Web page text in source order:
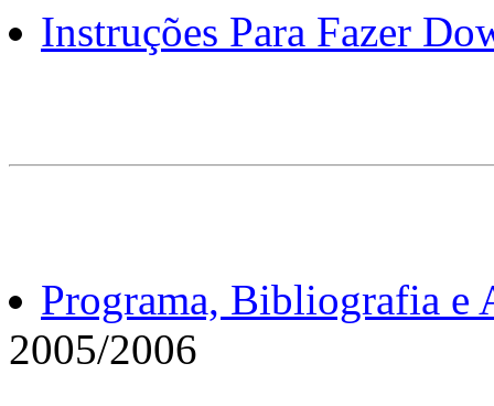
Instruções Para Fazer
Programa, Bibliografia e
2005/2006